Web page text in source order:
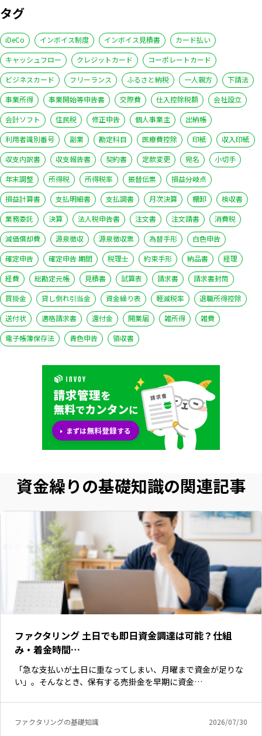
タグ
iDeCo インボイス制度 インボイス見積書
カード払い
キャッシュフロー
クレジットカード
コーポレートカード
ビジネスカード
フリーランス ふるさと納税 一人親方
下請法
事業所得
事業開始等申告書 交際費 仕入控除税額
会社設立
会計ソフト
住民税 修正申告 個人事業主
出納帳
利用者識別番号
副業 勘定科目 医療費控除 印紙
収入印紙
収支内訳書
収支報告書 契約書 定款変更 宛名
小切手
年末調整
所得税 所得税率 振替伝票
損益分岐点
損益計算書
支払明細書 支払調書 月次決算 棚卸
検収書
業務委託
決算 法人税申告書 注文書 注文請書
消費税
減価償却費
源泉徴収 源泉徴収票 為替手形
白色申告
確定申告
確定申告 期間 税理士 約束手形 納品書
経理
経費
総勘定元帳 見積書 試算表 請求書
請求書封筒
買掛金
貸し倒れ引当金 資金繰り表 軽減税率
退職所得控除
送付状
適格請求書 還付金 開業届 雑所得
雑費
電子帳簿保存法
青色申告 領収書
資金繰りの基礎知識の関連記事
ファクタリング 土日でも即日資金調達は可能？仕組
み・着金時間…
「急な支払いが土日に重なってしまい、月曜まで資金が足りな
い」。そんなとき、保有する売掛金を早期に資金…
ファクタリングの基礎知識 2026/07/30
いますぐ無料登録